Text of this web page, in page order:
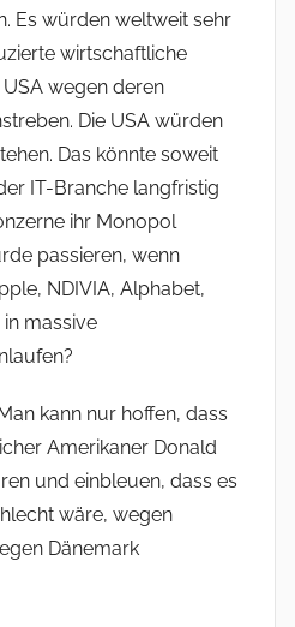
Es würden weltweit sehr
wirtschaftliche
wegen deren
Die USA würden
Das könnte soweit
IT-Branche langfristig
ihr Monopol
passieren, wenn
NDIVIA, Alphabet,
in massive
kann nur hoffen, dass
Amerikaner Donald
und einbleuen, dass es
wäre, wegen
Dänemark